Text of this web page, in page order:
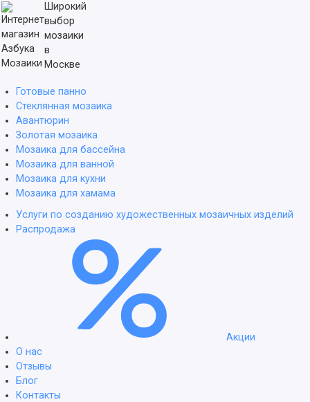
Широкий
выбор
мозаики
в
Москве
Готовые панно
Стеклянная мозаика
Авантюрин
Золотая мозаика
Мозаика для бассейна
Мозаика для ванной
Мозаика для кухни
Мозаика для хамама
Услуги по созданию художественных мозаичных изделий
Распродажа
Акции
О нас
Отзывы
Блог
Контакты